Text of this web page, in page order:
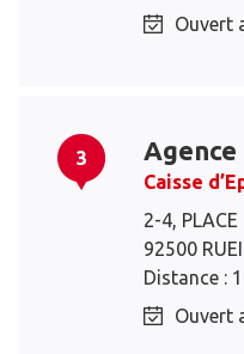
Ouvert
3 Agence
Caisse
2-4, PLACE
92500
Distance :
Ouvert